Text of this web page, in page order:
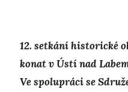
12. setkání historické
konat v Ústí nad
Ve spolupráci se